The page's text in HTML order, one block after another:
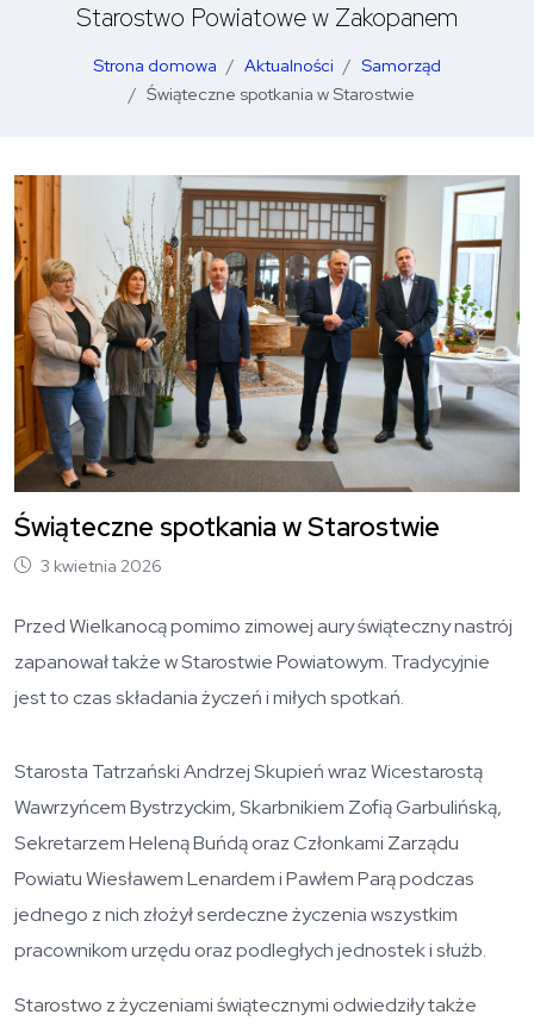
Starostwo Powiatowe w Zakopanem
Strona domowa Aktualności
Samorząd
Świąteczne spotkania w Starostwie
Świąteczne spotkania w Starostwie
3 kwietnia 2026
Przed Wielkanocą pomimo zimowej aury świąteczny nastrój
zapanował także w Starostwie Powiatowym. Tradycyjnie
jest to czas składania życzeń i miłych spotkań.
Starosta Tatrzański Andrzej Skupień wraz Wicestarostą
Wawrzyńcem Bystrzyckim, Skarbnikiem Zofią Garbulińską,
Sekretarzem Heleną Buńdą oraz Członkami Zarządu
Powiatu Wiesławem Lenardem i Pawłem Parą podczas
jednego z nich złożył serdeczne życzenia wszystkim
pracownikom urzędu oraz podległych jednostek i służb.
Starostwo z życzeniami świątecznymi odwiedziły także